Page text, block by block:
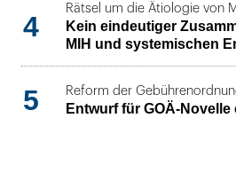
4
Rätsel um die Ätiologie von
Kein eindeutiger
MIH und systemischen
5 Reform der
Entwurf für GOÄ-